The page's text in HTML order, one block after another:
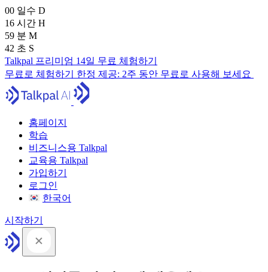
00 일수 D
16 시간 H
59 분 M
41 초 S
Talkpal 프리미엄 14일 무료 체험하기
무료로 체험하기 한정 제공: 2주 동안 무료로 사용해 보세요
홈페이지
학습
비즈니스용 Talkpal
교육용 Talkpal
가입하기
로그인
한국어
시작하기